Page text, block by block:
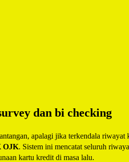
dan bi checking
apalagi jika terkendala
OJK. Sistem ini mencatat seluruh
kartu kredit di masa lalu.